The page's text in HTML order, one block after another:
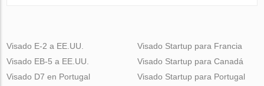
Visado E-2 a EE.UU.
Visado EB-5 a EE.UU.
Visado D7 en Portugal
Visado Startup para Francia
Visado Startup para Canadá
Visado Startup para Portugal